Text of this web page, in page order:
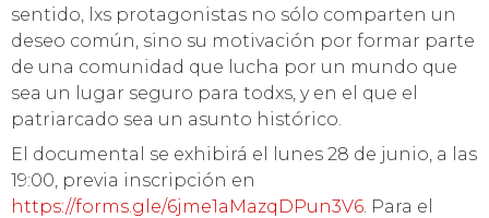
sentido, lxs protagonistas no sólo comparten un
deseo común, sino su motivación por formar parte
de una comunidad que lucha por un mundo que
sea un lugar seguro para todxs, y en el que el
patriarcado sea un asunto histórico.
El documental se exhibirá el lunes 28 de junio, a las
19:00, previa inscripción en
https://forms.gle/6jme1aMazqDPun3V6 . Para el